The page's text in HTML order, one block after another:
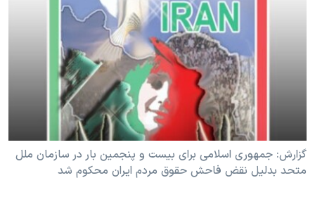
فرهنگ و زندگی
حقوق شهروندی
علم و فناوری
اسرائیل در جنگ
گالری عکس
آرشیو پخش زنده
انتخابات ریاست جمهوری آمریکا ۲۰۲۴
حمله جمهوری اسلامی به اسرائیل
رمز مهسا
ورزش زنان در ایران
اعتراضات زن، زندگی، آزادی
مجموعه مستندهای دادخواهی
زبانهای مختلف
گزارش: جمهوری اسلامی برای بيست و پنجمين بار در سازمان ملل
متحد بدليل نقض فاحش حقوق مردم ايران محکوم شد